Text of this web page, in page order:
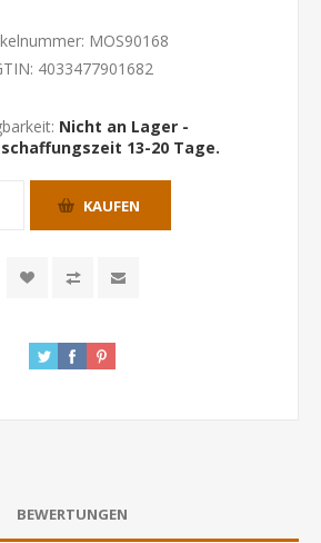
MOS90168
4033477901682
Nicht an Lager -
13-20 Tage.
KAUFEN
BEWERTUNGEN